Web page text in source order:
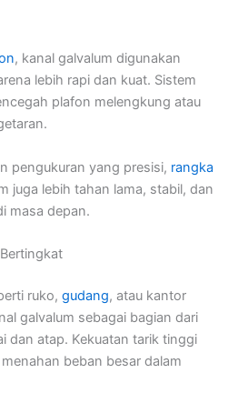
, kanal galvalum digunakan
lebih rapi dan kuat. Sistem
plafon melengkung atau
pengukuran yang presisi, rangka
juga lebih tahan lama, stabil, dan
masa depan.
ruko, gudang, atau kantor
galvalum sebagai bagian dari
dan atap. Kekuatan tarik tinggi
beban besar dalam